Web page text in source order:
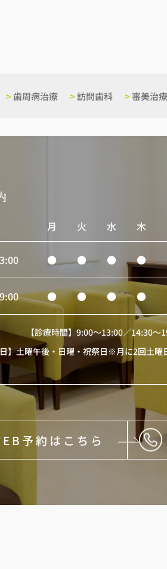
>歯周病治療 >訪問歯科 >審美治療
月 火 水 木
● ● ● ●
● ● ● ●
【診療時間】9:00〜13:00／14:30〜
】土曜午後・日曜・祝祭日※月に2回土曜
予約はこちら